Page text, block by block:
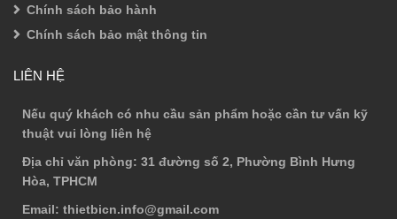
Chính sách bảo hành
Chính sách bảo mật thông tin
LIÊN HỆ
Nếu quý khách có nhu cầu sản phẩm hoặc cần tư vấn kỹ
thuật vui lòng liên hệ
Địa chỉ văn phòng: 31 đường số 2, Phường Bình Hưng
Hòa, TPHCM
Email: thietbicn.info@gmail.com